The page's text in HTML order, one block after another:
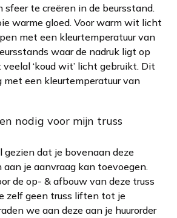
sfeer te creëren in de beursstand.
warme gloed. Voor warm wit licht
met een kleurtemperatuur van
waar de nadruk ligt op
‘koud wit’ licht gebruikt. Dit
met een kleurtemperatuur van
nodig voor mijn truss
gezien dat je bovenaan deze
je aanvraag kan toevoegen.
de op- & afbouw van deze truss
zelf geen truss liften tot je
we aan deze aan je huurorder